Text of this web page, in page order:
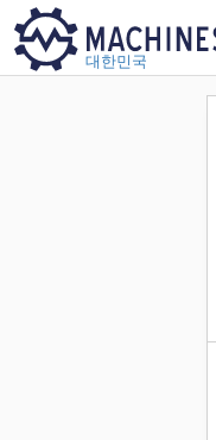
대한민국